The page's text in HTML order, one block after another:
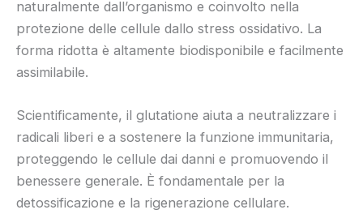
naturalmente dall’organismo e coinvolto nella
protezione delle cellule dallo stress ossidativo. La
forma ridotta è altamente biodisponibile e facilmente
assimilabile.
Scientificamente, il glutatione aiuta a neutralizzare i
radicali liberi e a sostenere la funzione immunitaria,
proteggendo le cellule dai danni e promuovendo il
benessere generale. È fondamentale per la
detossificazione e la rigenerazione cellulare.